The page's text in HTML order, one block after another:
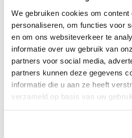
We gebruiken cookies om content
personaliseren, om functies voor
en om ons websiteverkeer te
informatie over uw gebruik van
partners voor social media,
partners kunnen deze gegevens
informatie die u aan ze heeft
verzameld op basis van uw
een afspraak gemaakt voor
bespreking.
Kan iedereen gebruik maken
men een verzekeringspolis
bindende voorwaarden?
Iedereen is altijd vrij in de
wat voor verzekering men ook
duidelijkheid in verschaffen.